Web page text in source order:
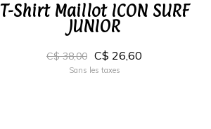
T-Shirt Maillot ICON SURF
JUNIOR
C$ 38,00 C$ 26,60
Sans les taxes